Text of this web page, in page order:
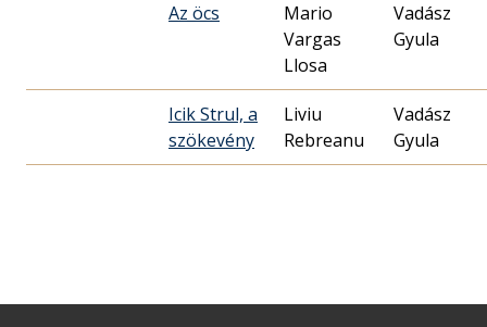
Az öcs
Mario
Vargas
Llosa
Vadász
Gyula
Icik Strul, a
szökevény
Liviu
Rebreanu
Vadász
Gyula